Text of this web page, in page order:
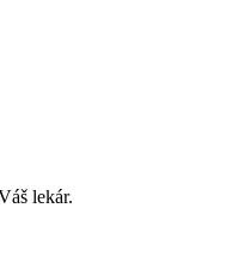
lekár.